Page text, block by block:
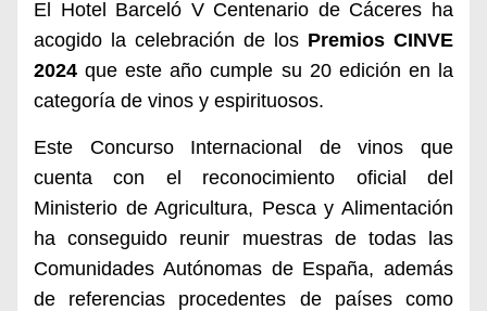
El Hotel Barceló V Centenario de Cáceres ha
acogido la celebración de los Premios CINVE
2024 que este año cumple su 20 edición en la
categoría de vinos y espirituosos.
Este Concurso Internacional de vinos que
cuenta con el reconocimiento oficial del
Ministerio de Agricultura, Pesca y Alimentación
ha conseguido reunir muestras de todas las
Comunidades Autónomas de España, además
de referencias procedentes de países como